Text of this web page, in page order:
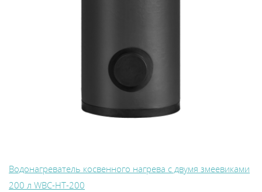
Водонагреватель косвенного нагрева с двумя змеевиками
200 л WBС-HT-200